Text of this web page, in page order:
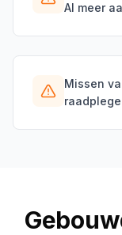
AI meer
Missen